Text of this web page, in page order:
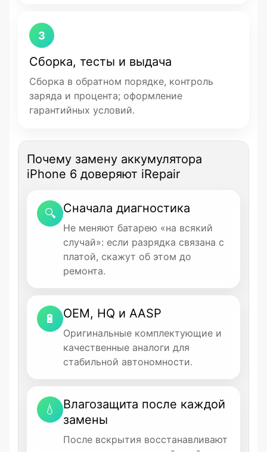
3
Сборка, тесты и выдача
Сборка в обратном порядке, контроль
заряда и процента; оформление
гарантийных условий.
Почему замену аккумулятора
iPhone 6 доверяют iRepair
🔍 Сначала диагностика
Не меняют батарею «на всякий
случай»: если разрядка связана с
платой, скажут об этом до
ремонта.
🔋 OEM, HQ и AASP
Оригинальные комплектующие и
качественные аналоги для
стабильной автономности.
💧
Влагозащита после каждой
замены
После вскрытия восстанавливают